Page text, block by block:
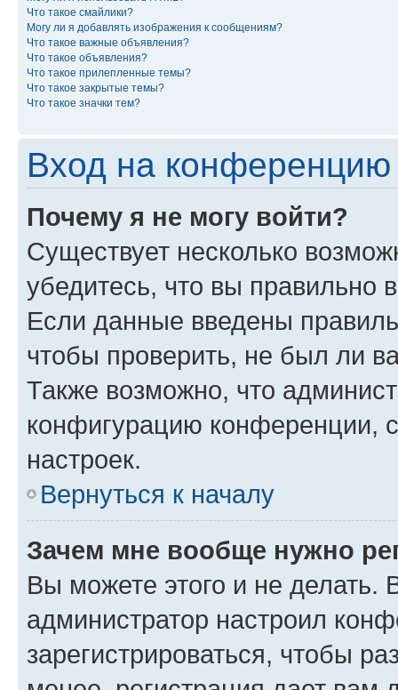
Что такое смайлики?
Могу ли я добавлять изображения к сообщениям?
Что такое важные объявления?
Что такое объявления?
Что такое прилепленные темы?
Что такое закрытые темы?
Что такое значки тем?
Вход на конференцию
Почему я не могу войти?
Существует несколько
убедитесь, что вы правильно
Если данные введены
чтобы проверить, не был ли
Также возможно, что
конфигурацию конференции,
настроек.
Вернуться к началу
Зачем мне вообще нужно
Вы можете этого и не делать.
администратор настроил
зарегистрироваться, чтобы